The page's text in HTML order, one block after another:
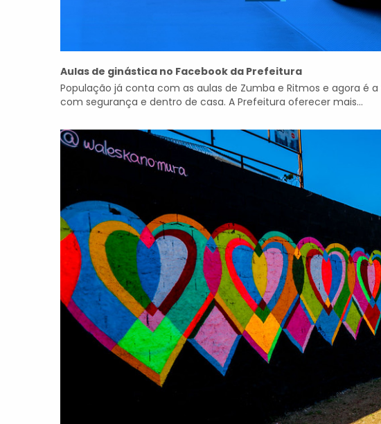
Aulas de ginástica no Facebook da Prefeitura
População já conta com as aulas de Zumba e Ritmos e agora é
com segurança e dentro de casa. A Prefeitura oferecer mais...